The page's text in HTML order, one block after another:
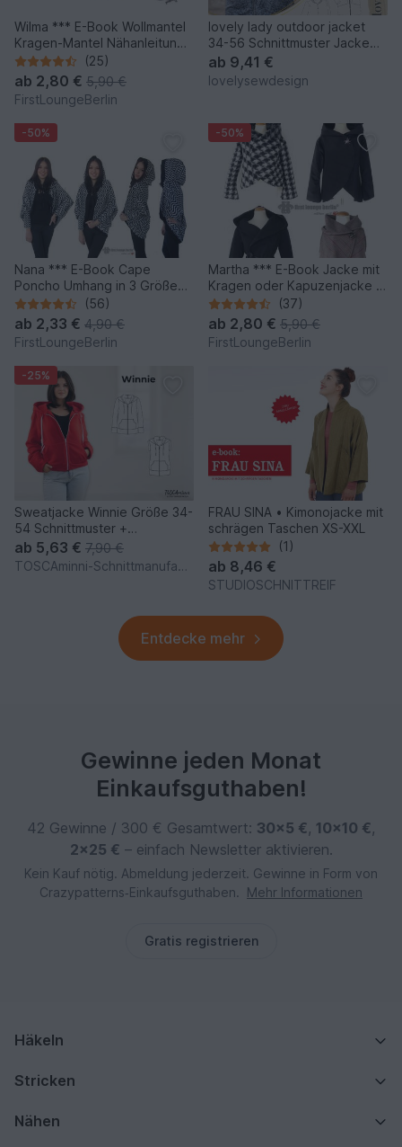
Wilma *** E-Book Wollmantel
Kragen-Mantel Nähanleitung
mit Schnittmuster in 6 Größen
XS-XXL Design von
firstloungeberlin
(25)
ab 2,80 € 5,90 €
FirstLoungeBerlin
lovely lady outdoor jacket
34-56 Schnittmuster Jacke
Weste Mantel Softshell
ab 9,41 €
lovelysewdesign
-50%
Nana *** E-Book Cape
Poncho Umhang in 3 Größen
XS/S bis XL/XXL Nähanleitung
mit Schnittmuster Nähen
leicht und schnell! von
firstloungeberlin
(56)
ab 2,33 € 4,90 €
FirstLoungeBerlin
-50%
Martha *** E-Book Jacke mit
Kragen oder Kapuzenjacke in
5 Größen XS-XXL
Nähanleitung mit
Schnittmuster Design von
firstloungeberlin
(37)
ab 2,80 € 5,90 €
FirstLoungeBerlin
-25%
Sweatjacke Winnie Größe 34-
54 Schnittmuster +
Nähanleitung
ab 5,63 € 7,90 €
TOSCAminni-Schnittmanufaktur
FRAU SINA • Kimonojacke mit
schrägen Taschen XS-XXL
(1)
ab 8,46 €
STUDIOSCHNITTREIF
Entdecke mehr
Gewinne jeden Monat
Einkaufsguthaben!
42 Gewinne / 300 € Gesamtwert: 30×5 €, 10×10 €,
2×25 € – einfach Newsletter aktivieren.
Kein Kauf nötig. Abmeldung jederzeit. Gewinne in Form von
Crazypatterns‑Einkaufsguthaben.
Mehr Informationen
Gratis registrieren
Häkeln
Stricken
Nähen